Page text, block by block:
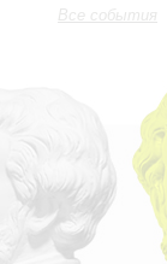
Все события